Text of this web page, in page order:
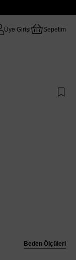
Üye Girişi Sepetim
Beden Ölçüleri